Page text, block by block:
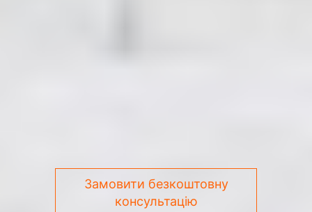
Замовити безкоштовну
консультацію